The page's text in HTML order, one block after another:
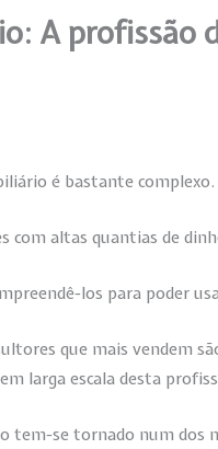
A profissão
é bastante
com altas quantias de
los para poder
que mais vendem
larga escala desta
tem-se tornado num dos